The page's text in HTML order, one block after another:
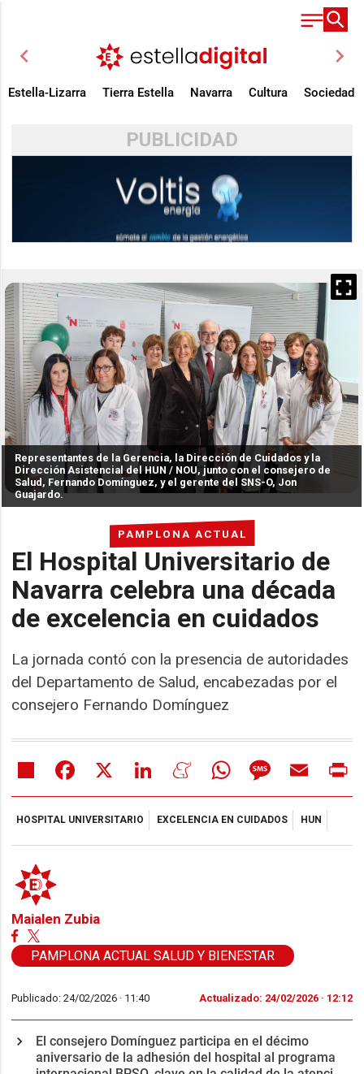
chevron_left chevron_right
Estella-Lizarra Tierra Estella Navarra Cultura Sociedad
PUBLICIDAD
PAMPLONA ACTUAL
El Hospital Universitario de
Navarra celebra una década
de excelencia en cuidados
La jornada contó con la presencia de autoridades
del Departamento de Salud, encabezadas por el
consejero Fernando Domínguez
Representantes de la Gerencia, la Dirección de Cuidados y la
Dirección Asistencial del HUN / NOU, junto con el consejero de
Salud, Fernando Domínguez, y el gerente del SNS-O, Jon
Guajardo.
Share Facebook LinkedIn MeneameWhatsAppMessageEmail
HOSPITAL UNIVERSITARIO EXCELENCIA EN CUIDADOS HUN
Maialen Zubia
PAMPLONA ACTUAL SALUD Y BIENESTAR
Publicado: 24/02/2026 · 11:40 Actualizado: 24/02/2026 · 12:12
El consejero Domínguez participa en el décimo
aniversario de la adhesión del hospital al programa